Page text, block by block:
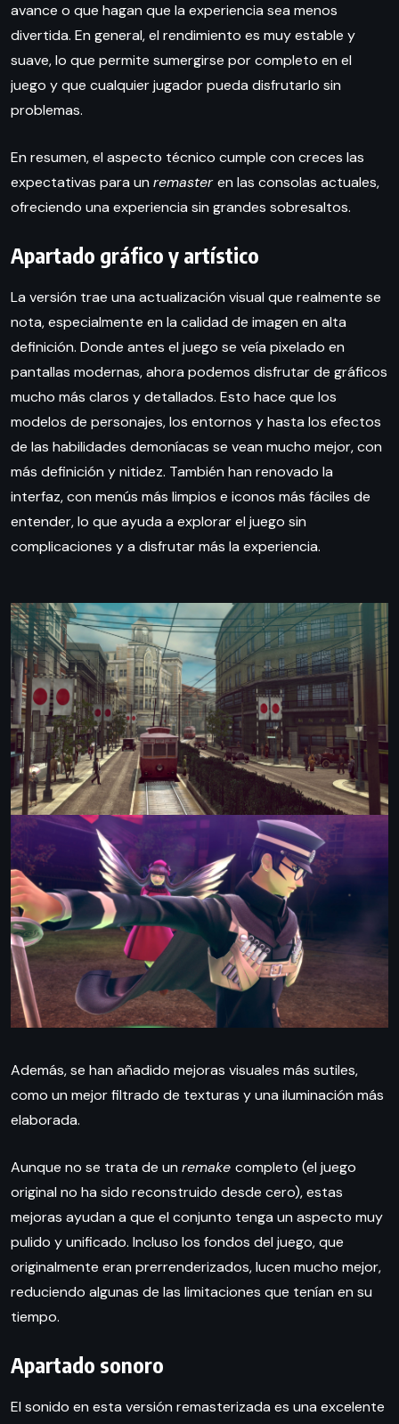
avance o que hagan que la experiencia sea menos
divertida. En general, el rendimiento es muy estable y
suave, lo que permite sumergirse por completo en el
juego y que cualquier jugador pueda disfrutarlo sin
problemas.
En resumen, el aspecto técnico cumple con creces las
expectativas para un remasteren las consolas actuales,
ofreciendo una experiencia sin grandes sobresaltos.
Apartado gráfico y artístico
La versión trae una actualización visual que realmente se
nota, especialmente en la calidad de imagen en alta
definición. Donde antes el juego se veía pixelado en
pantallas modernas, ahora podemos disfrutar de gráficos
mucho más claros y detallados. Esto hace que los
modelos de personajes, los entornos y hasta los efectos
de las habilidades demoníacas se vean mucho mejor, con
más definición y nitidez. También han renovado la
interfaz, con menús más limpios e iconos más fáciles de
entender, lo que ayuda a explorar el juego sin
complicaciones y a disfrutar más la experiencia.
Además, se han añadido mejoras visuales más sutiles,
como un mejor filtrado de texturas y una iluminación más
elaborada.
Aunque no se trata de un remake completo (el juego
original no ha sido reconstruido desde cero), estas
mejoras ayudan a que el conjunto tenga un aspecto muy
pulido y unificado. Incluso los fondos del juego, que
originalmente eran prerrenderizados, lucen mucho mejor,
reduciendo algunas de las limitaciones que tenían en su
tiempo.
Apartado sonoro
El sonido en esta versión remasterizada es una excelente